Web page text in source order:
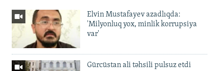
Elvin Mustafayev azadlıqda:
'Milyonluq yox, minlik korrupsiya
var'
Gürcüstan ali təhsili pulsuz etdi